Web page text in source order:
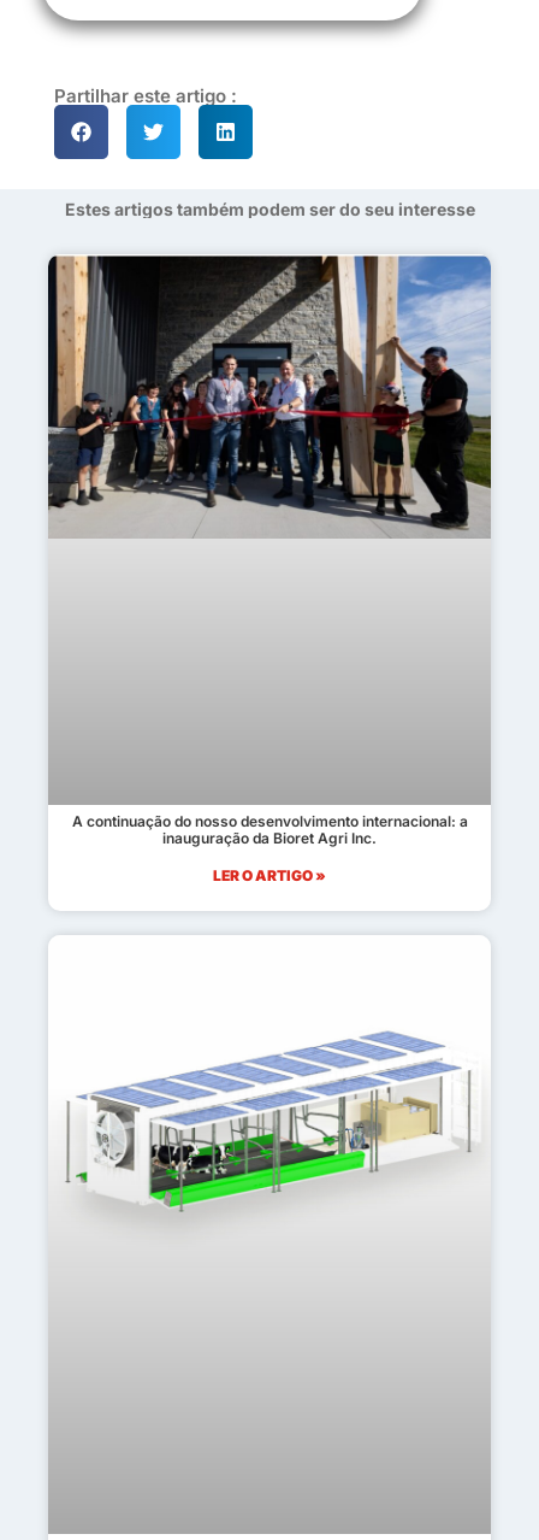
Partilhar este artigo :
Estes artigos também podem ser do seu interesse
A continuação do nosso desenvolvimento internacional: a
inauguração da Bioret Agri Inc.
LER O ARTIGO »